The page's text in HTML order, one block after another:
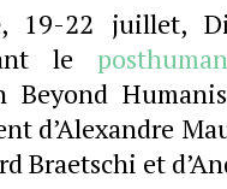
, 19-22 juillet,
le
Beyond
d’Alexandre
Braetschi et